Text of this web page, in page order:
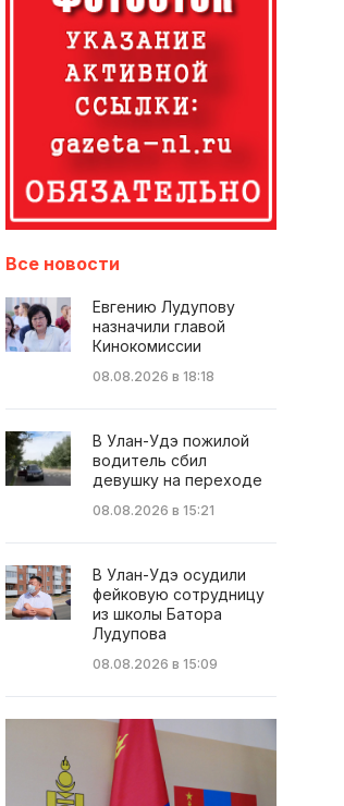
Все новости
Евгению Лудупову
назначили главой
Кинокомиссии
08.08.2026 в 18:18
В Улан-Удэ пожилой
водитель сбил
девушку на переходе
08.08.2026 в 15:21
В Улан-Удэ осудили
фейковую сотрудницу
из школы Батора
Лудупова
08.08.2026 в 15:09